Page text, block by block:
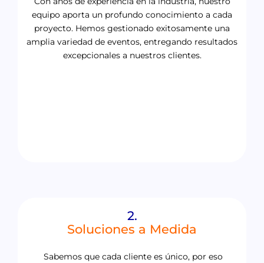
equipo aporta un profundo conocimiento a cada
proyecto. Hemos gestionado exitosamente una
amplia variedad de eventos, entregando resultados
excepcionales a nuestros clientes.
2.
Soluciones a Medida
Sabemos que cada cliente es único, por eso